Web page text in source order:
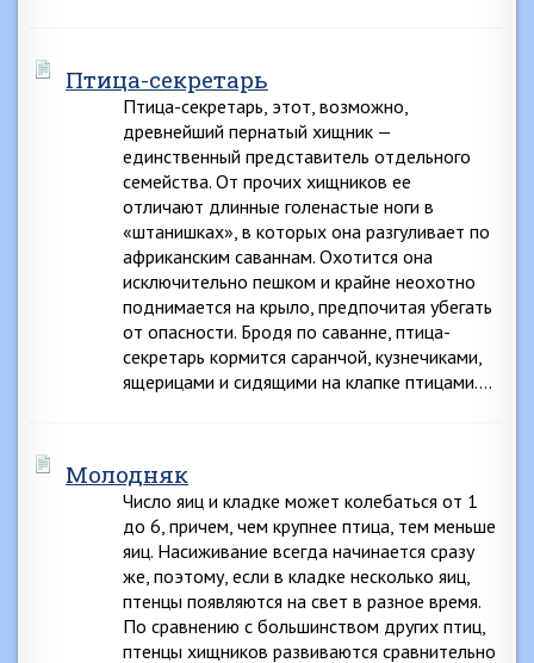
Птица-секретарь
Птица-секретарь, этот, возможно,
древнейший пернатый хищник —
единственный представитель отдельного
семейства. От прочих хищников ее
отличают длинные голенастые ноги в
«штанишках», в которых она разгуливает по
африканским саваннам. Охотится она
исключительно пешком и крайне неохотно
поднимается на крыло, предпочитая убегать
от опасности. Бродя по саванне, птица-
секретарь кормится саранчой, кузнечиками,
ящерицами и сидящими на клапке птицами….
Молодняк
Число яиц и кладке может колебаться от 1
до 6, причем, чем крупнее птица, тем меньше
яиц. Насиживание всегда начинается сразу
же, поэтому, если в кладке несколько яиц,
птенцы появляются на свет в разное время.
По сравнению с большинством других птиц,
птенцы хищников развиваются сравнительно